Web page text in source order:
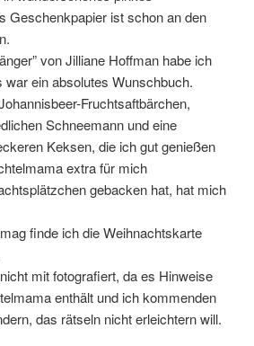
Geschenkpapier ist schon an den
von Jilliane Hoffman habe ich
war ein absolutes Wunschbuch.
Fruchtsaftbärchen,
Schneemann und eine
Keksen, die ich gut genießen
extra für mich
gebacken hat, hat mich
finde ich die Weihnachtskarte
mit fotografiert, da es Hinweise
enthält und ich kommenden
das rätseln nicht erleichtern will.